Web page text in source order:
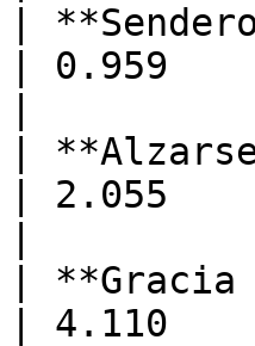
|
| 0.959
|
| 2.055
|
| 4.110